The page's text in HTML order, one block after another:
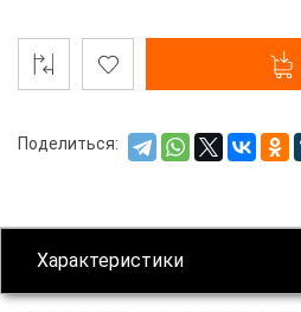
Поделиться:
Характеристики